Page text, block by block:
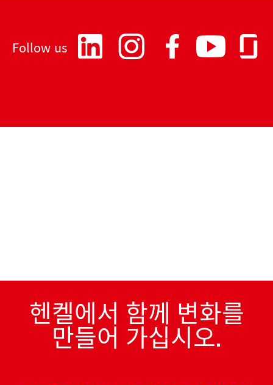
Follow us
헨켈에서 함께 변화를
만들어 가십시오.